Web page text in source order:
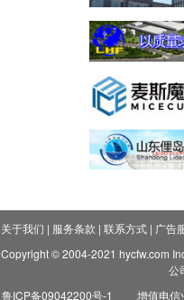
关于我们 | 服务条款 | 联系方式| 广告
Copyright © 2004-2021 hycfw.com
公
鲁ICP备09042200号-1
增值电